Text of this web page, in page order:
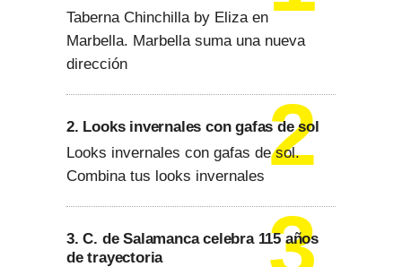
Taberna Chinchilla by Eliza en
Marbella. Marbella suma una nueva
dirección
2. Looks invernales con gafas de sol
Looks invernales con gafas de sol.
Combina tus looks invernales
3. C. de Salamanca celebra 115 años
de trayectoria